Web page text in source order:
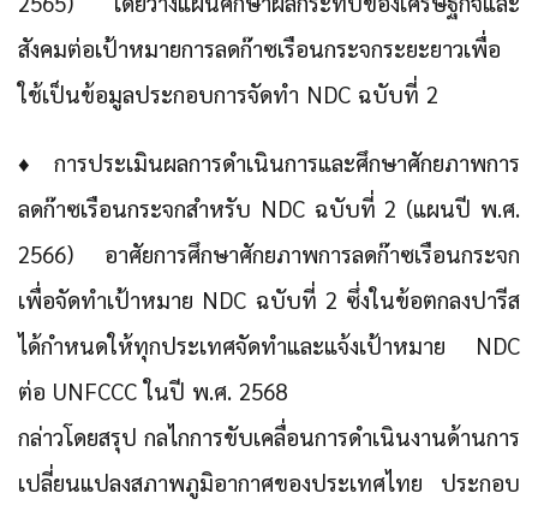
สังคมต่อเป้าหมายการลดก๊าซเรือนกระจกระยะยาวเพื่อ
ใช้เป็นข้อมูลประกอบการจัดทำ NDC ฉบับที่ 2
♦ การประเมินผลการดำเนินการและศึกษาศักยภาพการ
ลดก๊าซเรือนกระจกสำหรับ NDC ฉบับที่ 2 (แผนปี พ.ศ.
2566) อาศัยการศึกษาศักยภาพการลดก๊าซเรือนกระจก
เพื่อจัดทำเป้าหมาย NDC ฉบับที่ 2 ซึ่งในข้อตกลงปารีส
ได้กำหนดให้ทุกประเทศจัดทำและแจ้งเป้าหมาย NDC
ต่อ UNFCCC ในปี พ.ศ. 2568
กล่าวโดยสรุป กลไกการขับเคลื่อนการดำเนินงานด้านการ
เปลี่ยนแปลงสภาพภูมิอากาศของประเทศไทย ประกอบ